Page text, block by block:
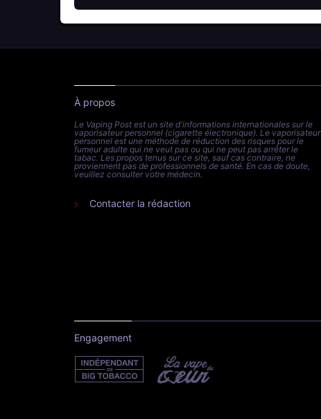
À propos
Le Vaping Post est un site d'informations internationales sur le
vaporisateur personnel (cigarette électronique). Le vaporisateur
personnel est une méthode de réduction des risques pour le
fumeur adulte qui ne veut pas ou qui ne peut pas arrêter le
tabac. Les propos tenus sur ce site, sauf cas contraire, ne
proviennent pas de professionnels de santé. En cas de doute,
veuillez consulter votre médecin.
Contacter la rédaction
Engagement